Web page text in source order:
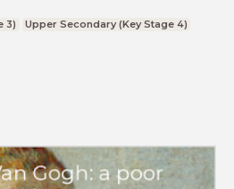
3) Upper Secondary (Key Stage 4)